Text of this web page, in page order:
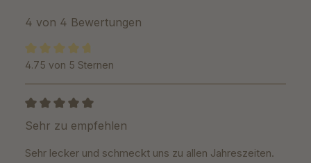
4 von 4 Bewertungen
Durchschnittliche Bewertung von 4.7 von 5 Sternen
4.75 von 5 Sternen
Bewertung mit 5 von 5 Sternen
Sehr zu empfehlen
Sehr lecker und schmeckt uns zu allen Jahreszeiten.